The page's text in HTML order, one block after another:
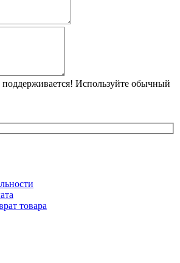
Используйте обычный
товара